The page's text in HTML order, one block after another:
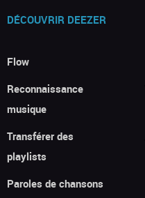
DÉCOUVRIR DEEZER
Flow
Reconnaissance
musique
Transférer des
playlists
Paroles de chansons